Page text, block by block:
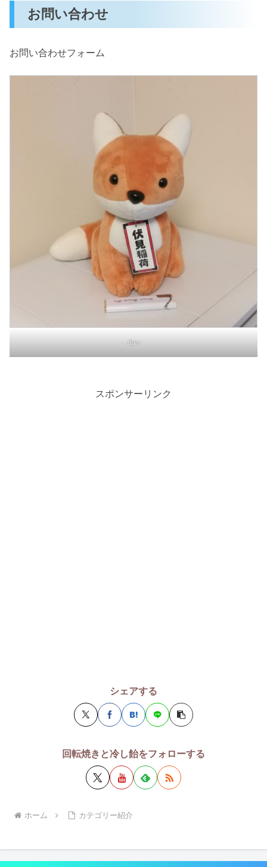
お問い合わせ
お問い合わせフォーム
dav
スポンサーリンク
シェアする
回転焼きと冷し飴をフォローする
ホーム カテゴリー紹介